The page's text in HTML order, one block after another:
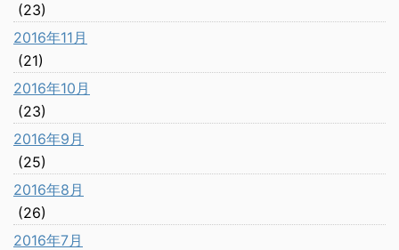
(23)
2016年11月
(21)
2016年10月
(23)
2016年9月
(25)
2016年8月
(26)
2016年7月